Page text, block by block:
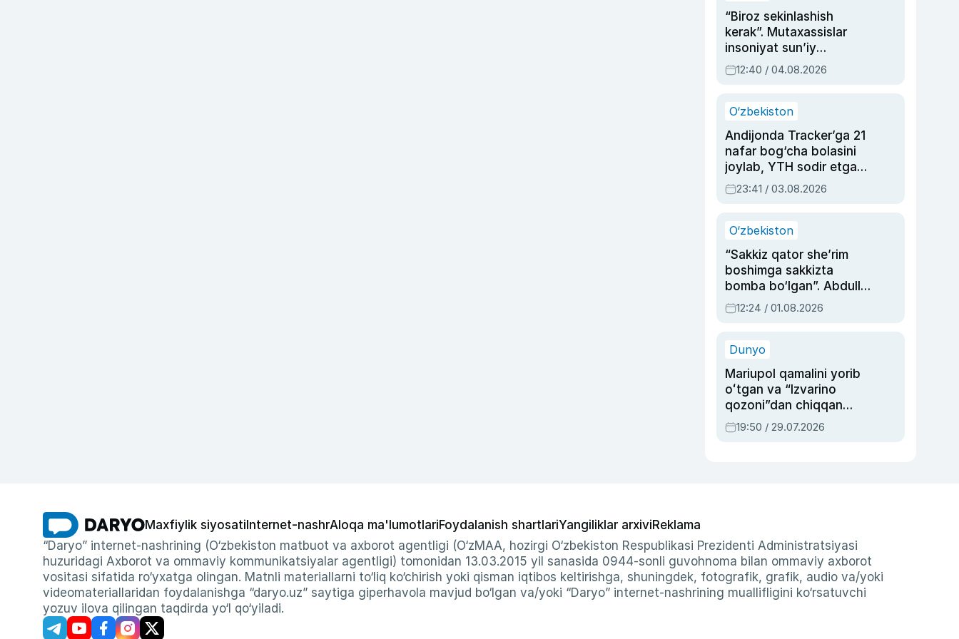
“Biroz sekinlashish
kerak”. Mutaxassislar
insoniyat sun’iy
intellektni boshqara
olmay qolishidan xavotir
12:40 / 04.08.2026
O‘zbekiston
Andijonda Tracker’ga 21
nafar bog‘cha bolasini
joylab, YTH sodir etgan
ayolga sud hukmi o‘qildi
23:41 / 03.08.2026
O‘zbekiston
“Sakkiz qator she’rim
boshimga sakkizta
bomba bo‘lgan”. Abdulla
Oripovni siyosiy
ayblovlardan asrab
12:24 / 01.08.2026
Dunyo
Mariupol qamalini yorib
oʻtgan va “Izvarino
qozoni”dan chiqqan
qahramon — Ukraina
armiyasi bosh
19:50 / 29.07.2026
Maxfiylik siyosati Internet-nashrAloqa ma'lumotlariFoydalanish shartlariYangiliklar arxiviReklama
“Daryo” internet-nashrining (O‘zbekiston matbuot va axborot agentligi (O‘zMAA, hozirgi O‘zbekiston Respublikasi Prezidenti Administratsiyasi
huzuridagi Axborot va ommaviy kommunikatsiyalar agentligi) tomonidan 13.03.2015 yil sanasida 0944-sonli guvohnoma bilan ommaviy axborot
vositasi sifatida ro‘yxatga olingan. Matnli materiallarni to‘liq ko‘chirish yoki qisman iqtibos keltirishga, shuningdek, fotografik, grafik, audio va/yoki
videomateriallaridan foydalanishga “daryo.uz” saytiga giperhavola mavjud bo‘lgan va/yoki “Daryo” internet-nashrining muallifligini ko‘rsatuvchi
yozuv ilova qilingan taqdirda yo‘l qo‘yiladi.